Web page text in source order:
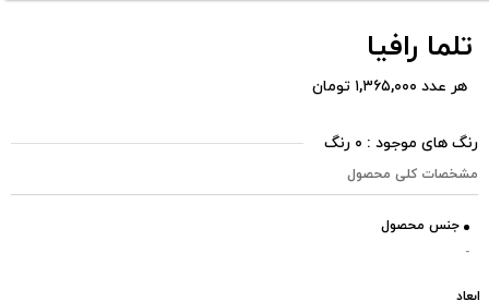
تلما رافیا
هر عدد ۱,۳۶۵,۰۰۰ تومان
رنگ های موجود : ۰ رنگ
مشخصات کلی محصول
جنس محصول
-
ابعاد